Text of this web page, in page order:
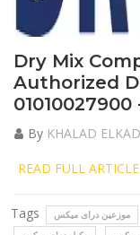
Dry Mix
Authorized
01010027900
By KHALAD
READ FULL ARTICLE
Tags موزعين دراى ميكس